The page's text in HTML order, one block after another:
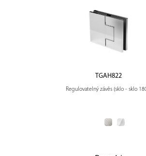
TGAH822
Regulovatelný závěs (sklo - sklo